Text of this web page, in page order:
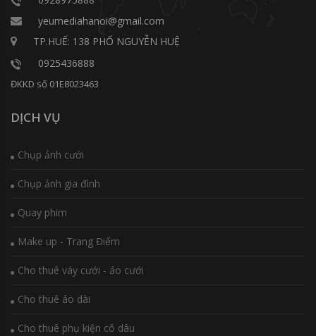
yeumediahanoi@gmail.com
TP.HUẾ: 138 PHỐ NGUYỄN HUỆ
0925436888
ĐKKD số 01E8023463
DỊCH VỤ
Chụp ảnh cưới
Chụp ảnh gia đình
Quay phim
Make up - Trang Điểm
Cho thuê váy cưới - áo cưới
Cho thuê áo dài
Cho thuê phụ kiện cô dâu